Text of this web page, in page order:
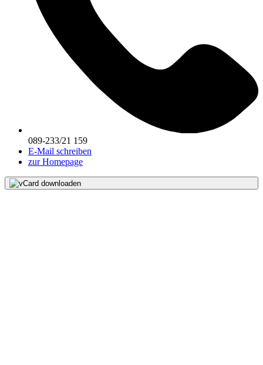
089-233/21 159
E-Mail schreiben
zur Homepage
vCard downloaden